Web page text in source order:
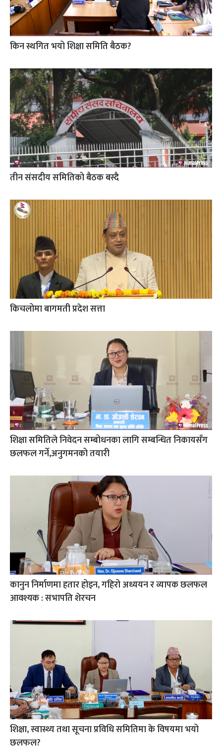
किन स्थगित भयो शिक्षा समिति बैठक?
तीन संसदीय समितिको बैठक बस्दै
किचलोमा बागमती प्रदेश सत्ता
शिक्षा समितिले निवेदन सम्बोधनका लागि सम्बन्धित निकायसँग
छलफल गर्ने,अनुगमनको तयारी
कानुन निर्माणमा हतार होइन, गहिरो अध्ययन र व्यापक छलफल
आवश्यक : सभापति शेरचन
शिक्षा, स्वास्थ्य तथा सूचना प्रविधि समितिमा के विषयमा भयो
छलफल?